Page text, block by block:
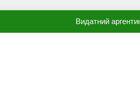
Видатний